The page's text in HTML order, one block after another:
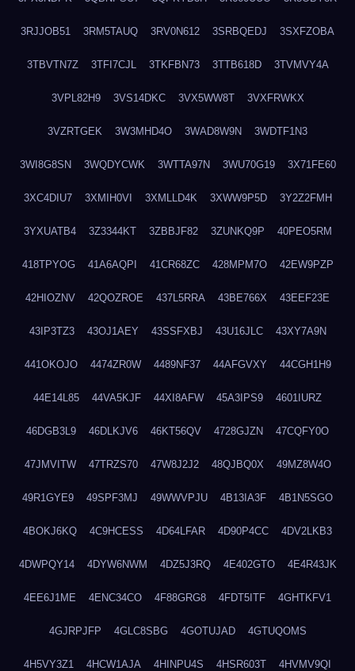
3RJJOB51 3RM5TAUQ 3RV0N612 3SRBQEDJ 3SXFZOBA
3TBVTN7Z 3TFI7CJL 3TKFBN73 3TTB618D 3TVMVY4A
3VPL82H9 3VS14DKC 3VX5WW8T 3VXFRWKX
3VZRTGEK 3W3MHD4O 3WAD8W9N 3WDTF1N3
3WI8G8SN 3WQDYCWK 3WTTA97N 3WU70G19 3X71FE60
3XC4DIU7 3XMIH0VI 3XMLLD4K 3XWW9P5D 3Y2Z2FMH
3YXUATB4 3Z3344KT 3ZBBJF82 3ZUNKQ9P 40PEO5RM
418TPYOG 41A6AQPI 41CR68ZC 428MPM7O 42EW9PZP
42HIOZNV 42QOZROE 437L5RRA 43BE766X 43EEF23E
43IP3TZ3 43OJ1AEY 43SSFXBJ 43U16JLC 43XY7A9N
441OKOJO 4474ZR0W 4489NF37 44AFGVXY 44CGH1H9
44E14L85 44VA5KJF 44XI8AFW 45A3IPS9 4601IURZ
46DGB3L9 46DLKJV6 46KT56QV 4728GJZN 47CQFY0O
47JMVITW 47TRZS70 47W8J2J2 48QJBQ0X 49MZ8W4O
49R1GYE9 49SPF3MJ 49WWVPJU 4B13IA3F 4B1N5SGO
4BOKJ6KQ 4C9HCESS 4D64LFAR 4D90P4CC 4DV2LKB3
4DWPQY14 4DYW6NWM 4DZ5J3RQ 4E402GTO 4E4R43JK
4EE6J1ME 4ENC34CO 4F88GRG8 4FDT5ITF 4GHTKFV1
4GJRPJFP 4GLC8SBG 4GOTUJAD 4GTUQOMS
4H5VY3Z1 4HCW1AJA 4HINPU4S 4HSR603T 4HVMV9QI